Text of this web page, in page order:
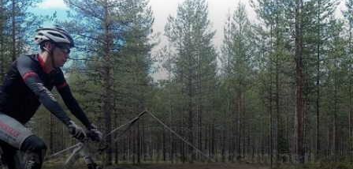
Nuuski tämä Artikkelit Valjakko & canicross
Valjakkourheilu: Ohittaminen,